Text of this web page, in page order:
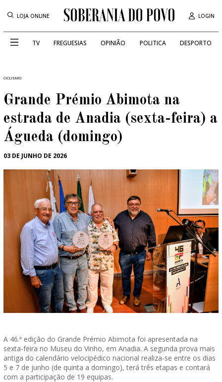
LOJA ONLINE LOGIN
TV FREGUESIAS OPINIÃO POLITICA DESPORTO
CICLISMO
Grande Prémio Abimota na
estrada de Anadia (sexta-feira) a
Águeda (domingo)
03 DE JUNHO DE 2026
A 46.ª edição do Grande Prémio Abimota foi apresentada na
sexta-feira no Museu do Vinho, em Anadia. A segunda prova mais
antiga do calendário velocipédico nacional realiza-se entre os dias
5 e 7 de junho (de quinta a domingo), terá três etapas e contará
com a participação de 19 equipas.